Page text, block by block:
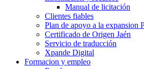
Manual de licitación
Clientes fiables
Plan de apoyo a la expansion
Certificado de Origen Jaén
Servicio de traducción
Xpande Digital
Formacion y empleo